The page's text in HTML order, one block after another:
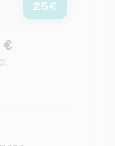
25€
€